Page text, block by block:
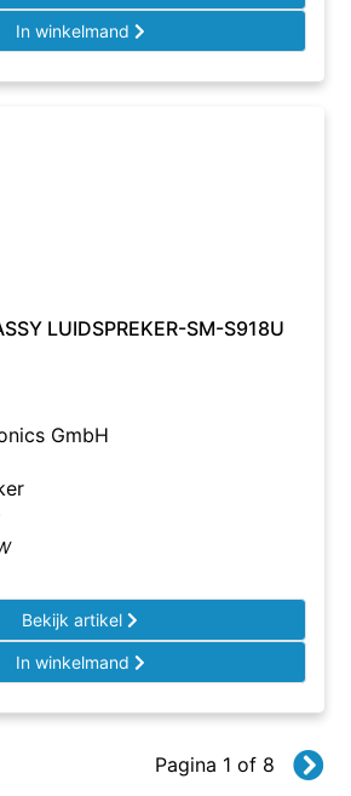
In winkelmand
LUIDSPREKER-SM-S918U
GmbH
Bekijk artikel
In winkelmand
Pagina 1 of 8